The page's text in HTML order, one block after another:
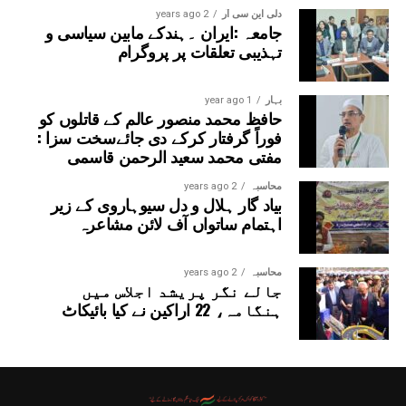
دلی این سی آر 2 years ago
جامعہ :ایران ۔ہندکے مابین سیاسی و
تہذیبی تعلقات پر پروگرام
بہار 1 year ago
حافظ محمد منصور عالم کے قاتلوں کو
فوراً گرفتار کرکے دی جائےسخت سزا :
مفتی محمد سعید الرحمن قاسمی
محاسبہ 2 years ago
بیاد گار ہلال و دل سیوہاروی کے زیر
اہتمام ساتواں آف لائن مشاعرہ
محاسبہ 2 years ago
جالے نگر پریشد اجلاس میں
ہنگامہ، 22 اراکین نے کیا بائیکاٹ